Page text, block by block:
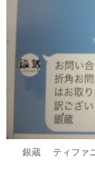
銀蔵 ティファ